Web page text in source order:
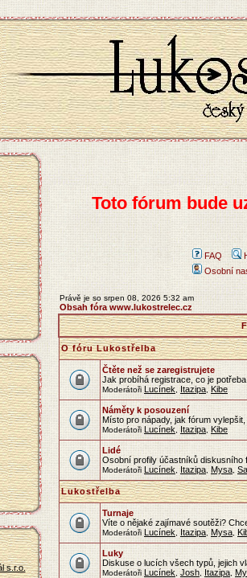
Toto fórum bude
FAQ
Osobní
Právě je so srpen 08, 2026 5:32 am
Obsah fóra www.lukostrelec.cz
O fóru Lukostřelba
Čtěte než se zaregistrujete
Jak probíhá registrace, co je
Moderátoři Lucínek Itazipa Kibe
Náměty k posouzení
Místo pro nápady, jak fórum
Moderátoři Lucínek Itazipa Kibe
Lidé
Osobní profily účastníků
Moderátoři Lucínek Itazipa Mysa
Lukostřelba
Turnaje
Víte o nějaké zajímavé soutěži?
Moderátoři Lucínek Itazipa Mysa
Luky
Diskuse o lucích všech typů, jejich
Moderátoři Lucínek Josh Itazipa